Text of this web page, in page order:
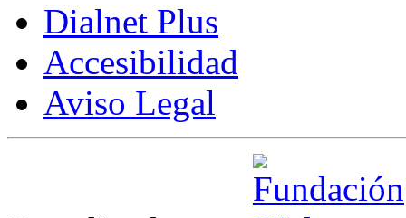
Dialnet Plus
Accesibilidad
Aviso Legal